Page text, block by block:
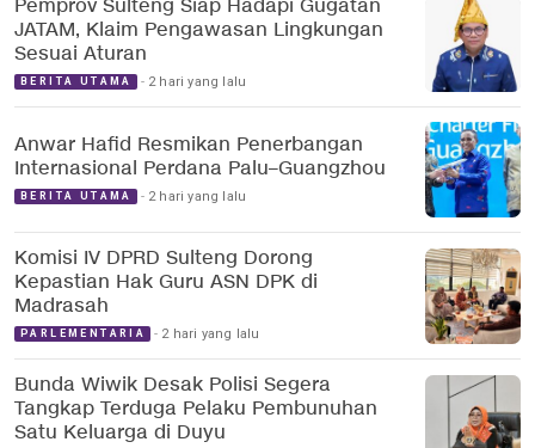
Pemprov Sulteng Siap Hadapi Gugatan
JATAM, Klaim Pengawasan Lingkungan
Sesuai Aturan
BERITA UTAMA 2 hari yang lalu
Anwar Hafid Resmikan Penerbangan
Internasional Perdana Palu–Guangzhou
BERITA UTAMA 2 hari yang lalu
Komisi IV DPRD Sulteng Dorong
Kepastian Hak Guru ASN DPK di
Madrasah
PARLEMENTARIA 2 hari yang lalu
Bunda Wiwik Desak Polisi Segera
Tangkap Terduga Pelaku Pembunuhan
Satu Keluarga di Duyu